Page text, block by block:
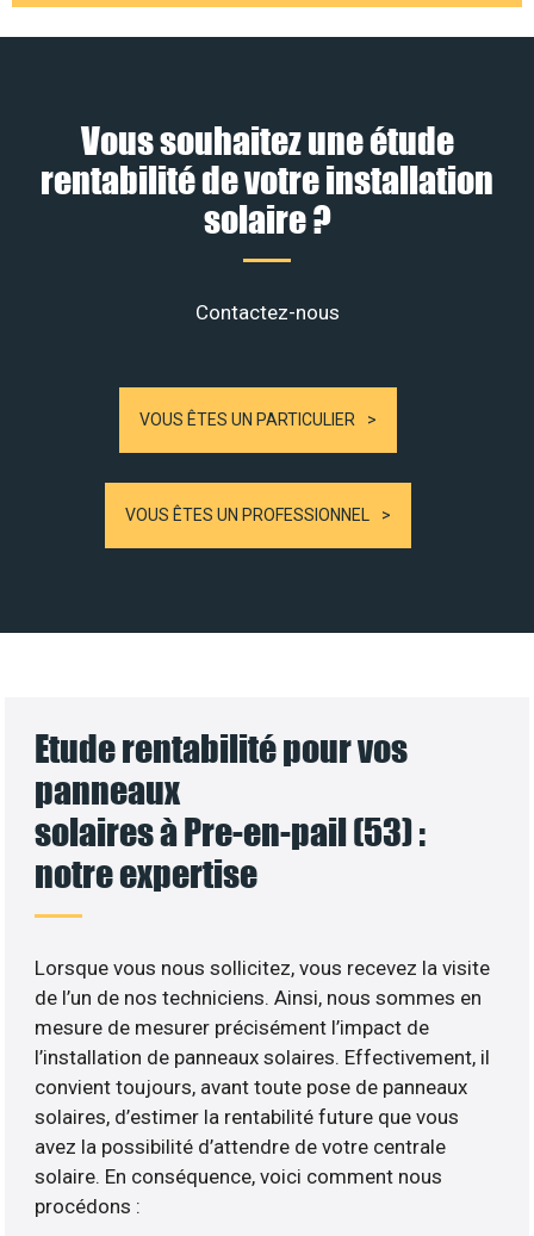
Vous souhaitez une étude
rentabilité de votre installation
solaire ?
Contactez-nous
VOUS ÊTES UN PARTICULIER
VOUS ÊTES UN PROFESSIONNEL
Etude rentabilité pour vos
panneaux
solaires à Pre-en-pail (53) :
notre expertise
Lorsque vous nous sollicitez, vous recevez la visite
de l’un de nos techniciens. Ainsi, nous sommes en
mesure de mesurer précisément l’impact de
l’installation de panneaux solaires. Effectivement, il
convient toujours, avant toute pose de panneaux
solaires, d’estimer la rentabilité future que vous
avez la possibilité d’attendre de votre centrale
solaire. En conséquence, voici comment nous
procédons :